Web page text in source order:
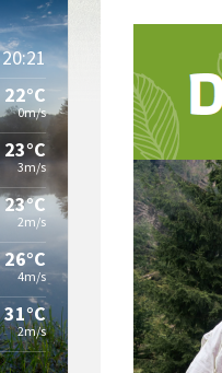
20:21
22°C
0m/s
23°C
3m/s
23°C
2m/s
26°C
4m/s
31°C
2m/s